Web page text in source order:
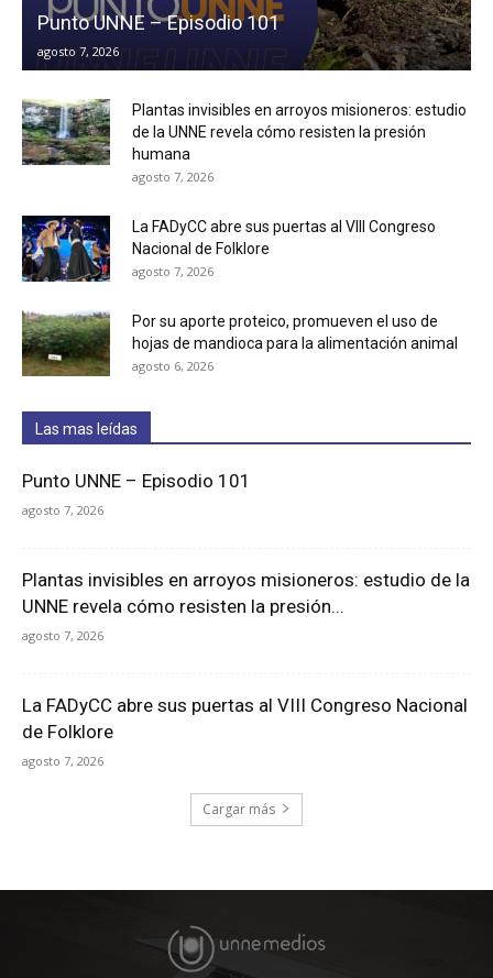
Punto UNNE – Episodio 101
agosto 7, 2026
Plantas invisibles en arroyos misioneros: estudio
de la UNNE revela cómo resisten la presión
humana
agosto 7, 2026
La FADyCC abre sus puertas al VIII Congreso
Nacional de Folklore
agosto 7, 2026
Por su aporte proteico, promueven el uso de
hojas de mandioca para la alimentación animal
agosto 6, 2026
Las mas leídas
Punto UNNE – Episodio 101
agosto 7, 2026
Plantas invisibles en arroyos misioneros: estudio de la
UNNE revela cómo resisten la presión...
agosto 7, 2026
La FADyCC abre sus puertas al VIII Congreso Nacional
de Folklore
agosto 7, 2026
Cargar más